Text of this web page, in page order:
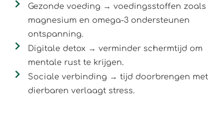
Gezonde voeding → voedingsstoffen zoals
magnesium en omega-3 ondersteunen
ontspanning.
Digitale detox → verminder schermtijd om
mentale rust te krijgen.
Sociale verbinding → tijd doorbrengen met
dierbaren verlaagt stress.